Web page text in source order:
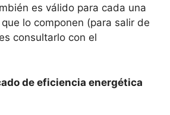
es válido para cada una
lo componen (para salir de
consultarlo con el
de eficiencia energética